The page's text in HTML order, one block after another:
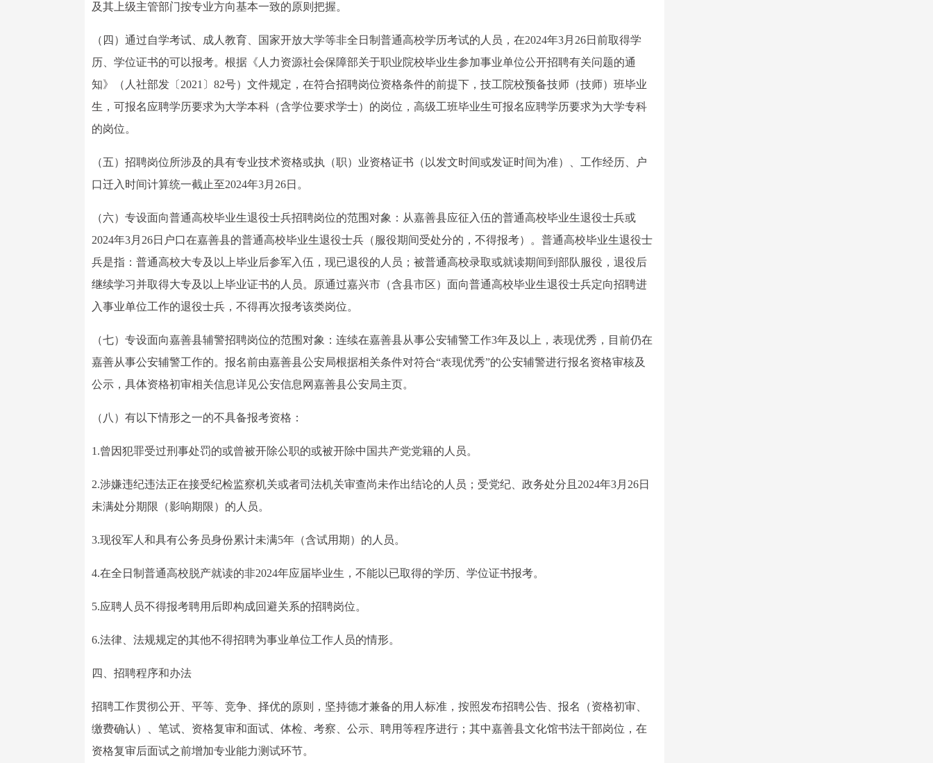
及其上级主管部门按专业方向基本一致的原则把握。
（四）通过自学考试、成人教育、国家开放大学等非全日制普通高校学历考试的人员，在2024年3月26日前取得学
历、学位证书的可以报考。根据《人力资源社会保障部关于职业院校毕业生参加事业单位公开招聘有关问题的通
知》（人社部发〔2021〕82号）文件规定，在符合招聘岗位资格条件的前提下，技工院校预备技师（技师）班毕业
生，可报名应聘学历要求为大学本科（含学位要求学士）的岗位，高级工班毕业生可报名应聘学历要求为大学专科
的岗位。
（五）招聘岗位所涉及的具有专业技术资格或执（职）业资格证书（以发文时间或发证时间为准）、工作经历、户
口迁入时间计算统一截止至2024年3月26日。
（六）专设面向普通高校毕业生退役士兵招聘岗位的范围对象：从嘉善县应征入伍的普通高校毕业生退役士兵或
2024年3月26日户口在嘉善县的普通高校毕业生退役士兵（服役期间受处分的，不得报考）。普通高校毕业生退役士
兵是指：普通高校大专及以上毕业后参军入伍，现已退役的人员；被普通高校录取或就读期间到部队服役，退役后
继续学习并取得大专及以上毕业证书的人员。原通过嘉兴市（含县市区）面向普通高校毕业生退役士兵定向招聘进
入事业单位工作的退役士兵，不得再次报考该类岗位。
（七）专设面向嘉善县辅警招聘岗位的范围对象：连续在嘉善县从事公安辅警工作3年及以上，表现优秀，目前仍在
嘉善从事公安辅警工作的。报名前由嘉善县公安局根据相关条件对符合“表现优秀”的公安辅警进行报名资格审核及
公示，具体资格初审相关信息详见公安信息网嘉善县公安局主页。
（八）有以下情形之一的不具备报考资格：
1.曾因犯罪受过刑事处罚的或曾被开除公职的或被开除中国共产党党籍的人员。
2.涉嫌违纪违法正在接受纪检监察机关或者司法机关审查尚未作出结论的人员；受党纪、政务处分且2024年3月26日
未满处分期限（影响期限）的人员。
3.现役军人和具有公务员身份累计未满5年（含试用期）的人员。
4.在全日制普通高校脱产就读的非2024年应届毕业生，不能以已取得的学历、学位证书报考。
5.应聘人员不得报考聘用后即构成回避关系的招聘岗位。
6.法律、法规规定的其他不得招聘为事业单位工作人员的情形。
四、招聘程序和办法
招聘工作贯彻公开、平等、竞争、择优的原则，坚持德才兼备的用人标准，按照发布招聘公告、报名（资格初审、
缴费确认）、笔试、资格复审和面试、体检、考察、公示、聘用等程序进行；其中嘉善县文化馆书法干部岗位，在
资格复审后面试之前增加专业能力测试环节。